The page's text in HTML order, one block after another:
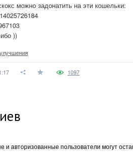
можно задонатить на эти кошельки:
))
улучшения
1097
и авторизованные пользователи могут